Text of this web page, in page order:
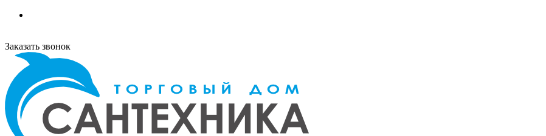
Заказать звонок